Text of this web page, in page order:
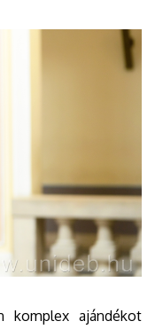
komplex ajándékot